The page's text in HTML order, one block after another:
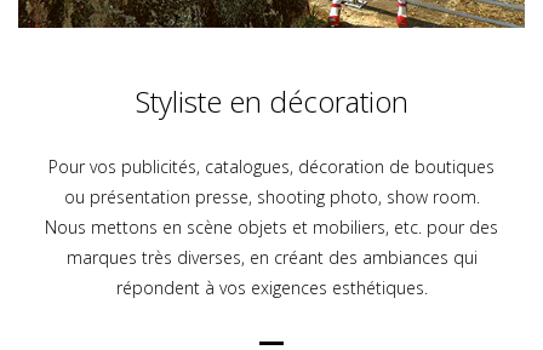
Styliste en décoration
Pour vos publicités, catalogues, décoration de boutiques
ou présentation presse, shooting photo, show room.
Nous mettons en scène objets et mobiliers, etc. pour des
marques très diverses, en créant des ambiances qui
répondent à vos exigences esthétiques.